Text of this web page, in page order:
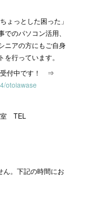
ょっとした困った」
のパソコン活用、
ニアの方にもご自身
行っています。
受付中です！ ⇒
otoiawase
室 TEL
ん。下記の時間にお